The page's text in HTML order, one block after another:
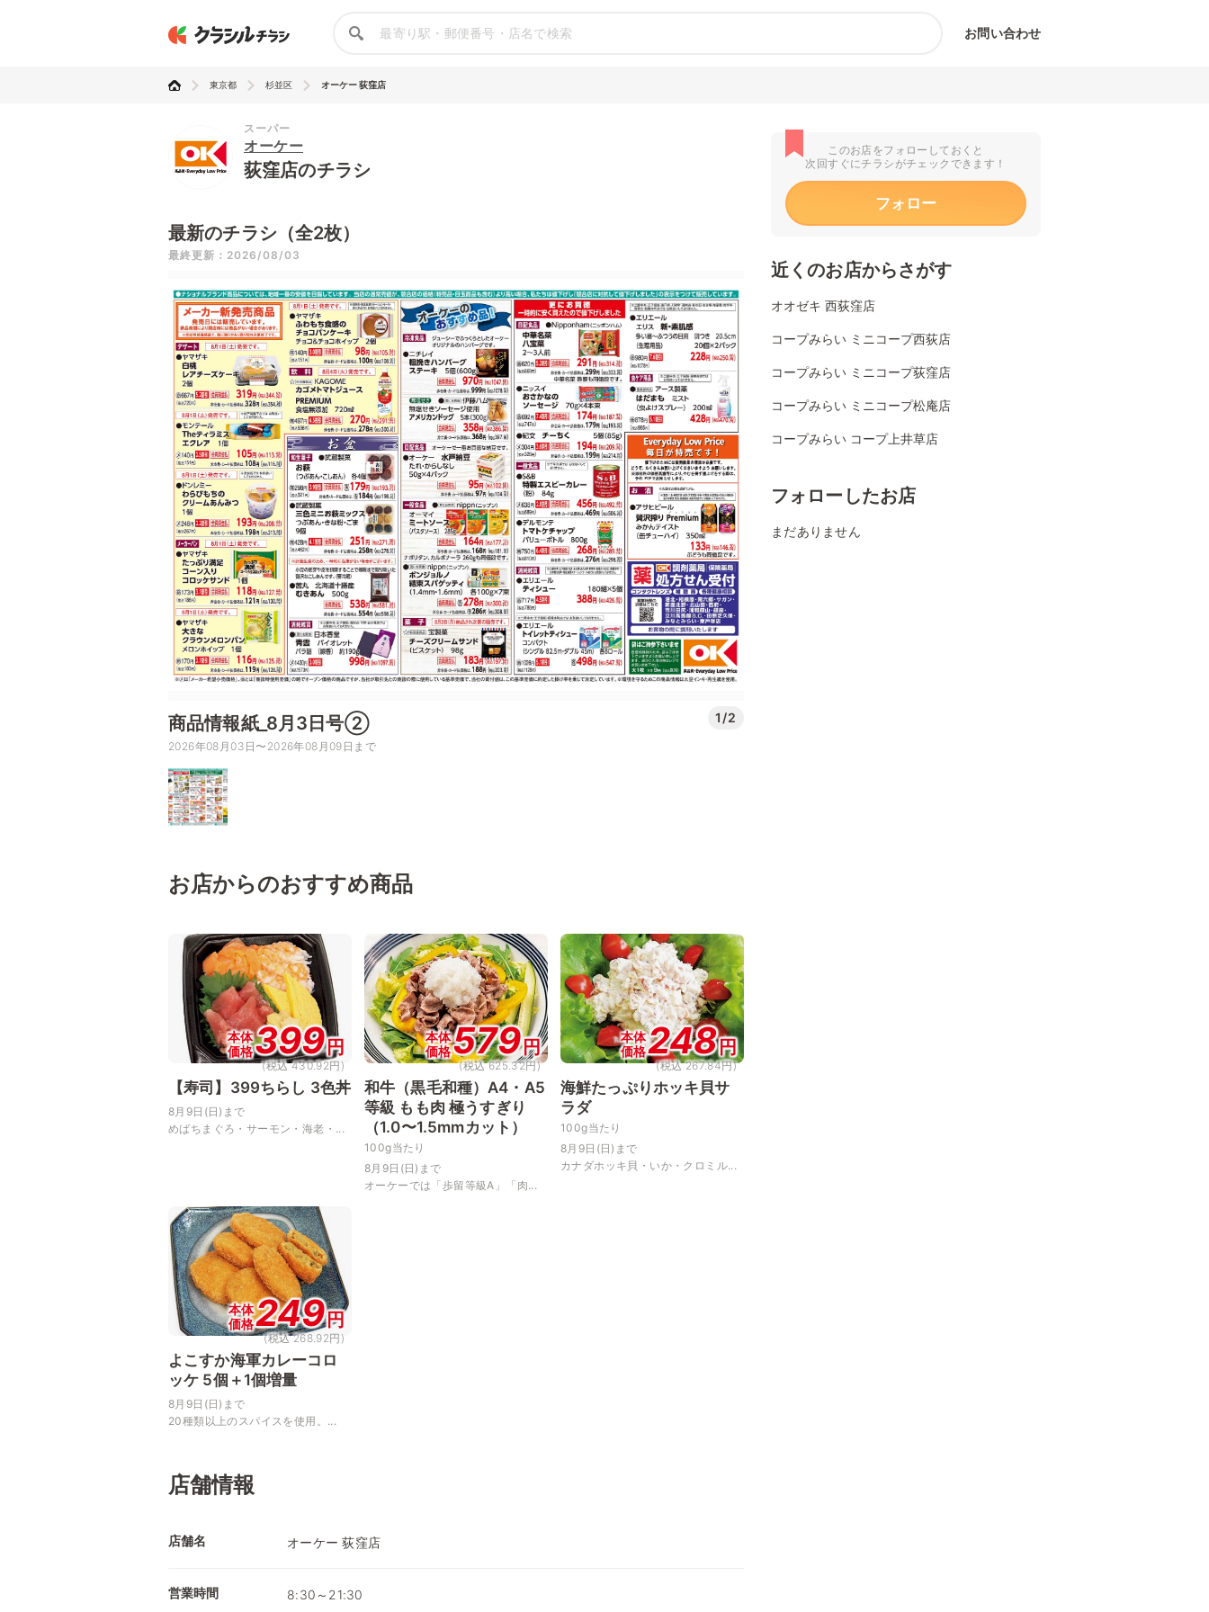
お問い合わせ
東京都 杉並区 オーケー 荻窪店
スーパー
オーケー
荻窪店のチラシ
最新のチラシ（全2枚）
最終更新：2026/08/03
商品情報紙_8月3日号② 1/2
2026年08月03日〜2026年08月09日まで
お店からのおすすめ商品
本体
価格399 円
(税込 430.92円)
【寿司】399ちらし 3色丼
8月9日(日)まで
めばちまぐろ・サーモン・海老・...
本体
価格579 円
(税込 625.32円)
和牛（黒毛和種）A4・A5
等級 もも肉 極うすぎり
（1.0〜1.5mmカット）
100g当たり
8月9日(日)まで
オーケーでは「歩留等級A」「肉...
本体
価格248円
(税込 267.84円)
海鮮たっぷりホッキ貝サ
ラダ
100g当たり
8月9日(日)まで
カナダホッキ貝・いか・クロミル...
本体
価格249 円
(税込 268.92円)
よこすか海軍カレーコロ
ッケ 5個＋1個増量
8月9日(日)まで
20種類以上のスパイスを使用。...
店舗情報
店舗名 オーケー 荻窪店
営業時間 8:30～21:30
このお店をフォローしておくと
次回すぐにチラシがチェックできます！
フォロー
近くのお店からさがす
オオゼキ 西荻窪店
コープみらい ミニコープ西荻店
コープみらい ミニコープ荻窪店
コープみらい ミニコープ松庵店
コープみらい コープ上井草店
フォローしたお店
まだありません